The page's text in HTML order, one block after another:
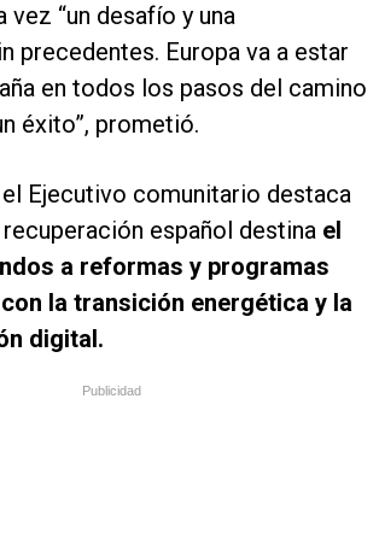
vez “un desafío y una
precedentes. Europa va a estar
en todos los pasos del camino
éxito”, prometió.
el Ejecutivo comunitario destaca
español destina el
a reformas y programas
la transición energética y la
digital.
Publicidad